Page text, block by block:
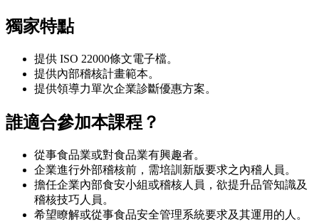
獨家特點
提供 ISO 22000條文電子檔。
提供內部稽核計畫範本。
提供領導力單次企業診斷優惠方案。
誰適合參加本課程？
從事食品業或對食品業有興趣者。
企業進行外部稽核前，需培訓新版要求之內稽人員。
擔任企業內部食安小組或稽核人員，欲提升品管知識及
稽核技巧人員。
希望瞭解或從事食品安全管理系統要求及其運用的人。